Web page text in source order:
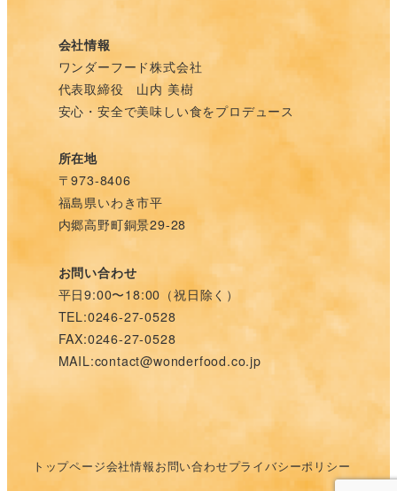
会社情報
ワンダーフード株式会社
代表取締役 山内 美樹
安心・安全で美味しい食をプロデュース
所在地
〒973-8406
福島県いわき市平
内郷高野町銅景29-28
お問い合わせ
平日9:00〜18:00（祝日除く）
TEL:0246-27-0528
FAX:0246-27-0528
MAIL:contact@wonderfood.co.jp
トップページ会社情報お問い合わせプライバシーポリシー